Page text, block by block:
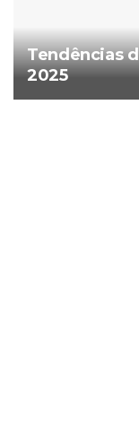
Tendências
2025